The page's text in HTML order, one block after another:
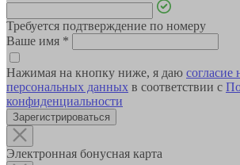
Требуется подтверждение по номеру
Ваше имя *
Нажимая на кнопку ниже, я даю согласие
персональных данных в соответствии с
конфиденциальности
Зарегистрироваться
Электронная бонусная карта